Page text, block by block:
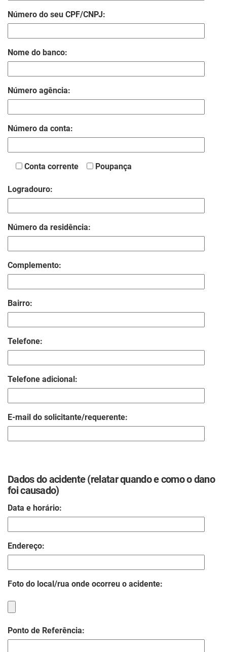
Número do seu CPF/CNPJ:
Nome do banco:
Número agência:
Número da conta:
Conta corrente Poupança
Logradouro:
Número da residência:
Complemento:
Bairro:
Telefone:
Telefone adicional:
E-mail do solicitante/requerente:
Dados do acidente (relatar quando e como o dano
foi causado)
Data e horário:
Endereço:
Foto do local/rua onde ocorreu o acidente:
Ponto de Referência: